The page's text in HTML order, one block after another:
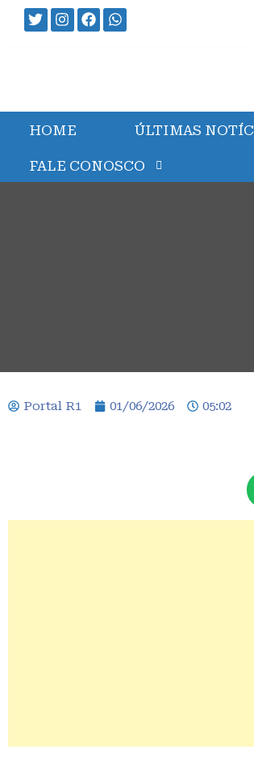
HOME ÚLTIMAS
FALE CONOSCO
Portal R1 01/06/2026 05:02